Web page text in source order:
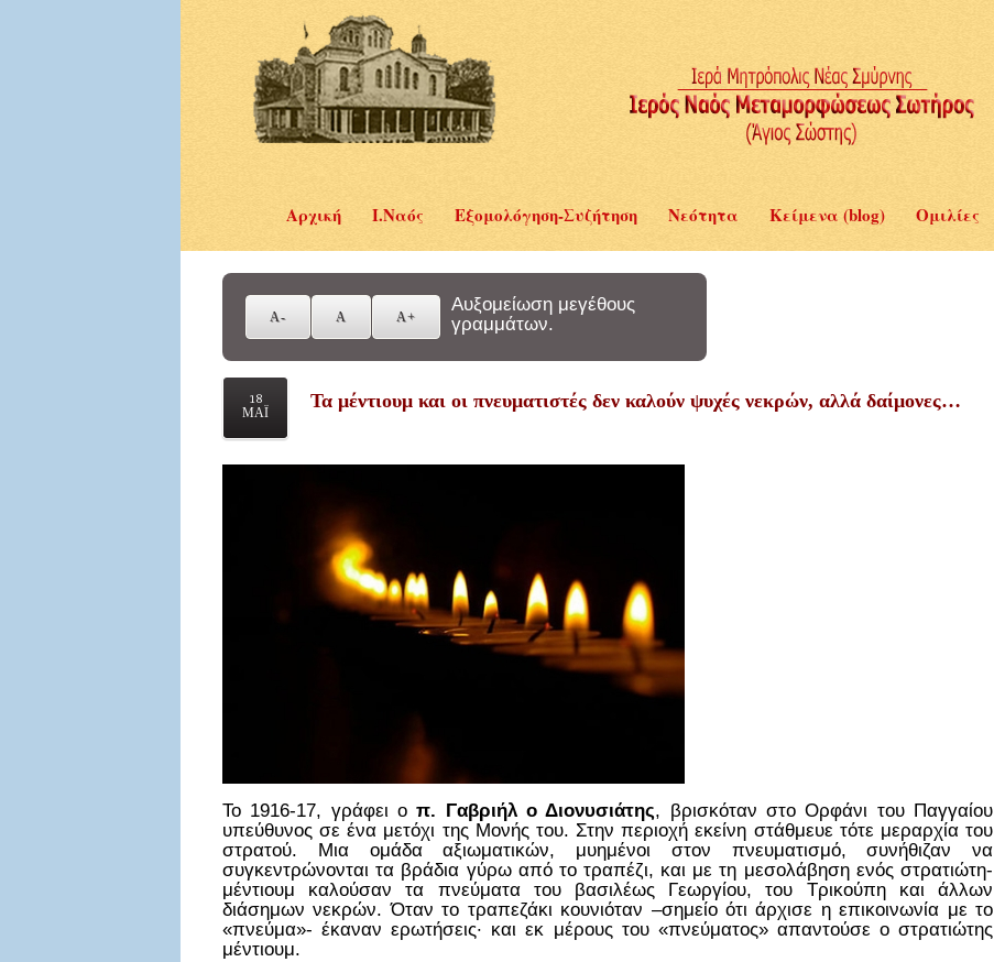
Αρχική Ι.Ναός Εξομολόγηση-Συζήτηση Νεότητα Κείμενα (blog) Ομιλίες
Αυξομείωση μεγέθους
γραμμάτων.
18
ΜΑΪ
Τα μέντιουμ και οι πνευματιστές δεν καλούν ψυχές νεκρών, αλλά δαίμονες…
Το 1916-17, γράφει ο π. Γαβριήλ ο Διονυσιάτης, βρισκόταν στο Ορφάνι του Παγγαίου
υπεύθυνος σε ένα μετόχι της Μονής του. Στην περιοχή εκείνη στάθμευε τότε μεραρχία του
στρατού. Μια ομάδα αξιωματικών, μυημένοι στον πνευματισμό, συνήθιζαν να
συγκεντρώνονται τα βράδια γύρω από το τραπέζι, και με τη μεσολάβηση ενός στρατιώτη-
μέντιουμ καλούσαν τα πνεύματα του βασιλέως Γεωργίου, του Τρικούπη και άλλων
διάσημων νεκρών. Όταν το τραπεζάκι κουνιόταν –σημείο ότι άρχισε η επικοινωνία με το
«πνεύμα»- έκαναν ερωτήσεις· και εκ μέρους του «πνεύματος» απαντούσε ο στρατιώτης
μέντιουμ.